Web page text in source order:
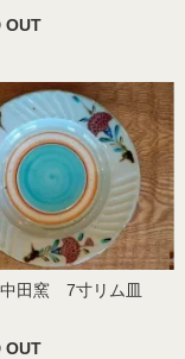
OUT
田窯 7寸リム皿
OUT